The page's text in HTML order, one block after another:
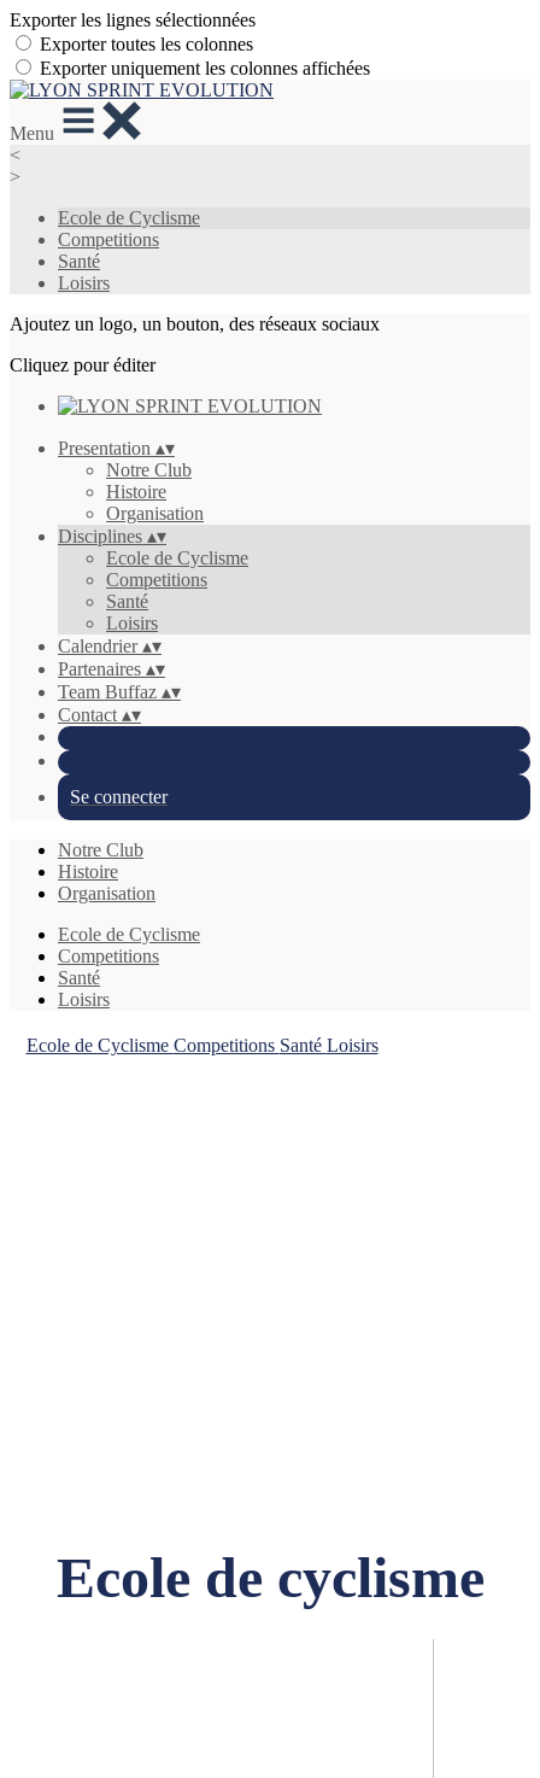
Exporter les lignes sélectionnées
Exporter toutes les colonnes
Exporter uniquement les colonnes affichées
Menu
<
>
Ecole de Cyclisme
Competitions
Santé
Loisirs
Ajoutez un logo, un bouton, des réseaux sociaux
Cliquez pour éditer
Presentation ▴▾
Notre Club
Histoire
Organisation
Disciplines ▴▾
Ecole de Cyclisme
Competitions
Santé
Loisirs
Calendrier▴▾
Partenaires ▴▾
Team Buffaz ▴▾
Contact ▴▾
Se connecter
Notre Club
Histoire
Organisation
Ecole de Cyclisme
Competitions
Santé
Loisirs
Ecole de Cyclisme Competitions Santé Loisirs
Ecole de cyclisme